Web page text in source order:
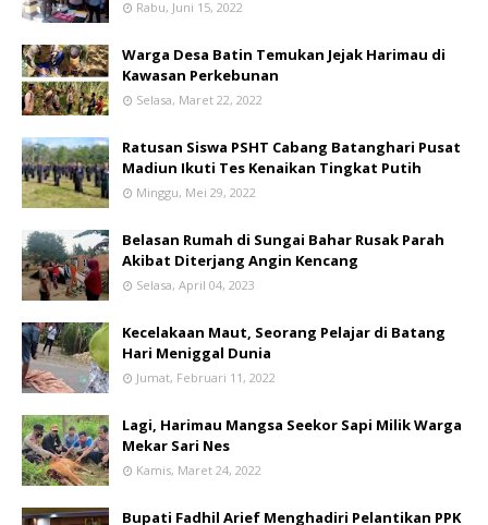
Rabu, Juni 15, 2022
Warga Desa Batin Temukan Jejak Harimau di
Kawasan Perkebunan
Selasa, Maret 22, 2022
Ratusan Siswa PSHT Cabang Batanghari Pusat
Madiun Ikuti Tes Kenaikan Tingkat Putih
Minggu, Mei 29, 2022
Belasan Rumah di Sungai Bahar Rusak Parah
Akibat Diterjang Angin Kencang
Selasa, April 04, 2023
Kecelakaan Maut, Seorang Pelajar di Batang
Hari Meniggal Dunia
Jumat, Februari 11, 2022
Lagi, Harimau Mangsa Seekor Sapi Milik Warga
Mekar Sari Nes
Kamis, Maret 24, 2022
Bupati Fadhil Arief Menghadiri Pelantikan PPK